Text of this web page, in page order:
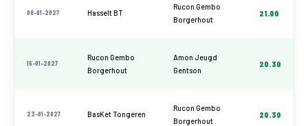
08-01-2027 Hasselt BT
Rucon Gembo
Borgerhout
21.00
16-01-2027
Rucon Gembo
Borgerhout
Amon Jeugd
Gentson
20.30
23-01-2027 BasKet Tongeren
Rucon Gembo
Borgerhout
20.30